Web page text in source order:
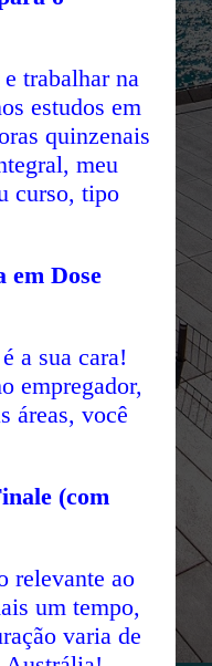
trabalhar na
estudos em
quinzenais
meu
curso, tipo
em Dose
a sua cara!
empregador,
áreas, você
(com
relevante ao
um tempo,
varia de